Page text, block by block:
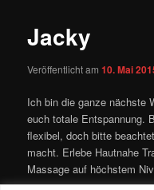
Jacky
Veröffentlicht am10. Mai
Ich bin die ganze nächste
euch totale Entspannung.
flexibel, doch bitte
macht. Erlebe Hautnahe
Massage auf höchstem